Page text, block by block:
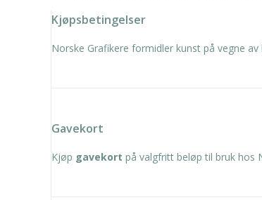
Kjøpsbetingelser
Norske Grafikere formidler kunst på vegne
Gavekort
Kjøp gavekort på valgfritt beløp til bruk hos